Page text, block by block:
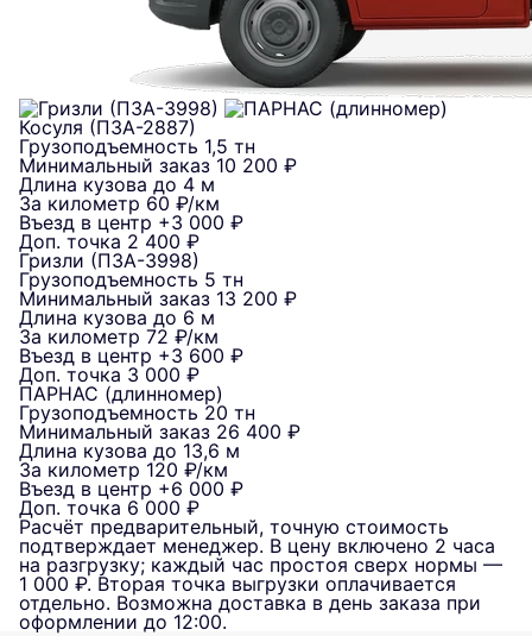
Косуля (ПЗА-2887)
Грузоподъемность 1,5 тн
Минимальный заказ 10 200 ₽
Длина кузова до 4 м
За километр 60 ₽/км
Въезд в центр +3 000 ₽
Доп. точка 2 400 ₽
Гризли (ПЗА-3998)
Грузоподъемность 5 тн
Минимальный заказ 13 200 ₽
Длина кузова до 6 м
За километр 72 ₽/км
Въезд в центр +3 600 ₽
Доп. точка 3 000 ₽
ПАРНАС (длинномер)
Грузоподъемность 20 тн
Минимальный заказ 26 400 ₽
Длина кузова до 13,6 м
За километр 120 ₽/км
Въезд в центр +6 000 ₽
Доп. точка 6 000 ₽
Расчёт предварительный, точную стоимость
подтверждает менеджер. В цену включено 2 часа
на разгрузку; каждый час простоя сверх нормы —
1 000 ₽. Вторая точка выгрузки оплачивается
отдельно. Возможна доставка в день заказа при
оформлении до 12:00.